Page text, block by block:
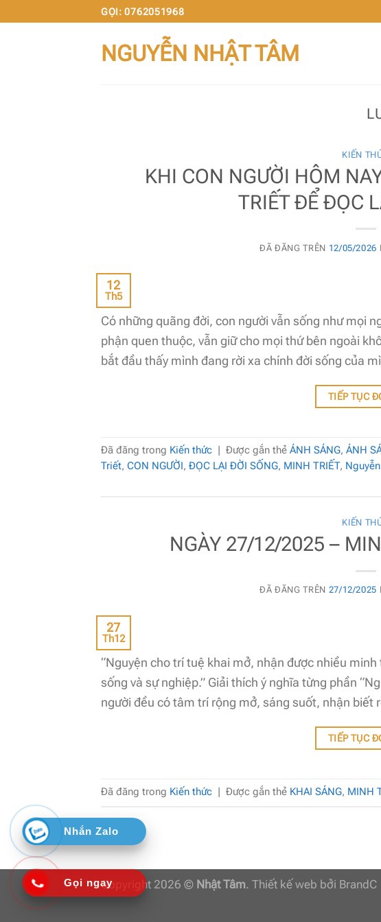
GỌI: 0762051968
NGUYỄN NHẬT TÂM
KIẾN
KHI CON NGƯỜI HÔM
TRIẾT ĐỂ ĐỌC
ĐÃ ĐĂNG TRÊN 12/05/2026
12
Th5
Có những quãng đời, con người vẫn sống như mọi
phận quen thuộc, vẫn giữ cho mọi thứ bên ngoài
bắt đầu thấy mình đang rời xa chính đời sống của
TIẾP TỤC
Đã đăng trong Kiến thức | Được gắn thẻ ÁNH SÁNG, ÁNH
Triết, CON NGƯỜI, ĐỌC LẠI ĐỜI SỐNG, MINH TRIẾT,
KIẾN
NGÀY 27/12/2025 –
ĐÃ ĐĂNG TRÊN 27/12/2025
27
Th12
“Nguyện cho trí tuệ khai mở, nhận được nhiều
sống và sự nghiệp.” Giải thích ý nghĩa từng phần
người đều có tâm trí rộng mở, sáng suốt, nhận biết
TIẾP TỤC
Đã đăng trong Kiến thức | Được gắn thẻ KHAI SÁNG, MINH
Copyright 2026 © Nhật Tâm. Thiết kế web bởi BrandC
Nhắn Zalo
Gọi ngay